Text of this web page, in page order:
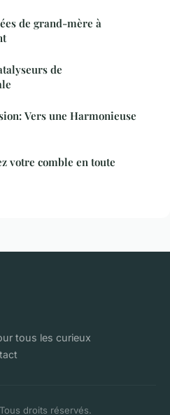
de grand-mère à
de
Vers une Harmonieuse
votre comble en toute
tous les curieux
droits réservés.